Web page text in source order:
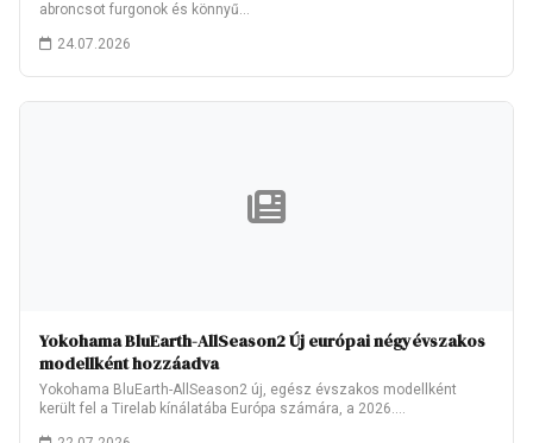
abroncsot furgonok és könnyű…
24.07.2026
Yokohama BluEarth-AllSeason2 Új európai négyévszakos
modellként hozzáadva
Yokohama BluEarth-AllSeason2 új, egész évszakos modellként
került fel a Tirelab kínálatába Európa számára, a 2026.…